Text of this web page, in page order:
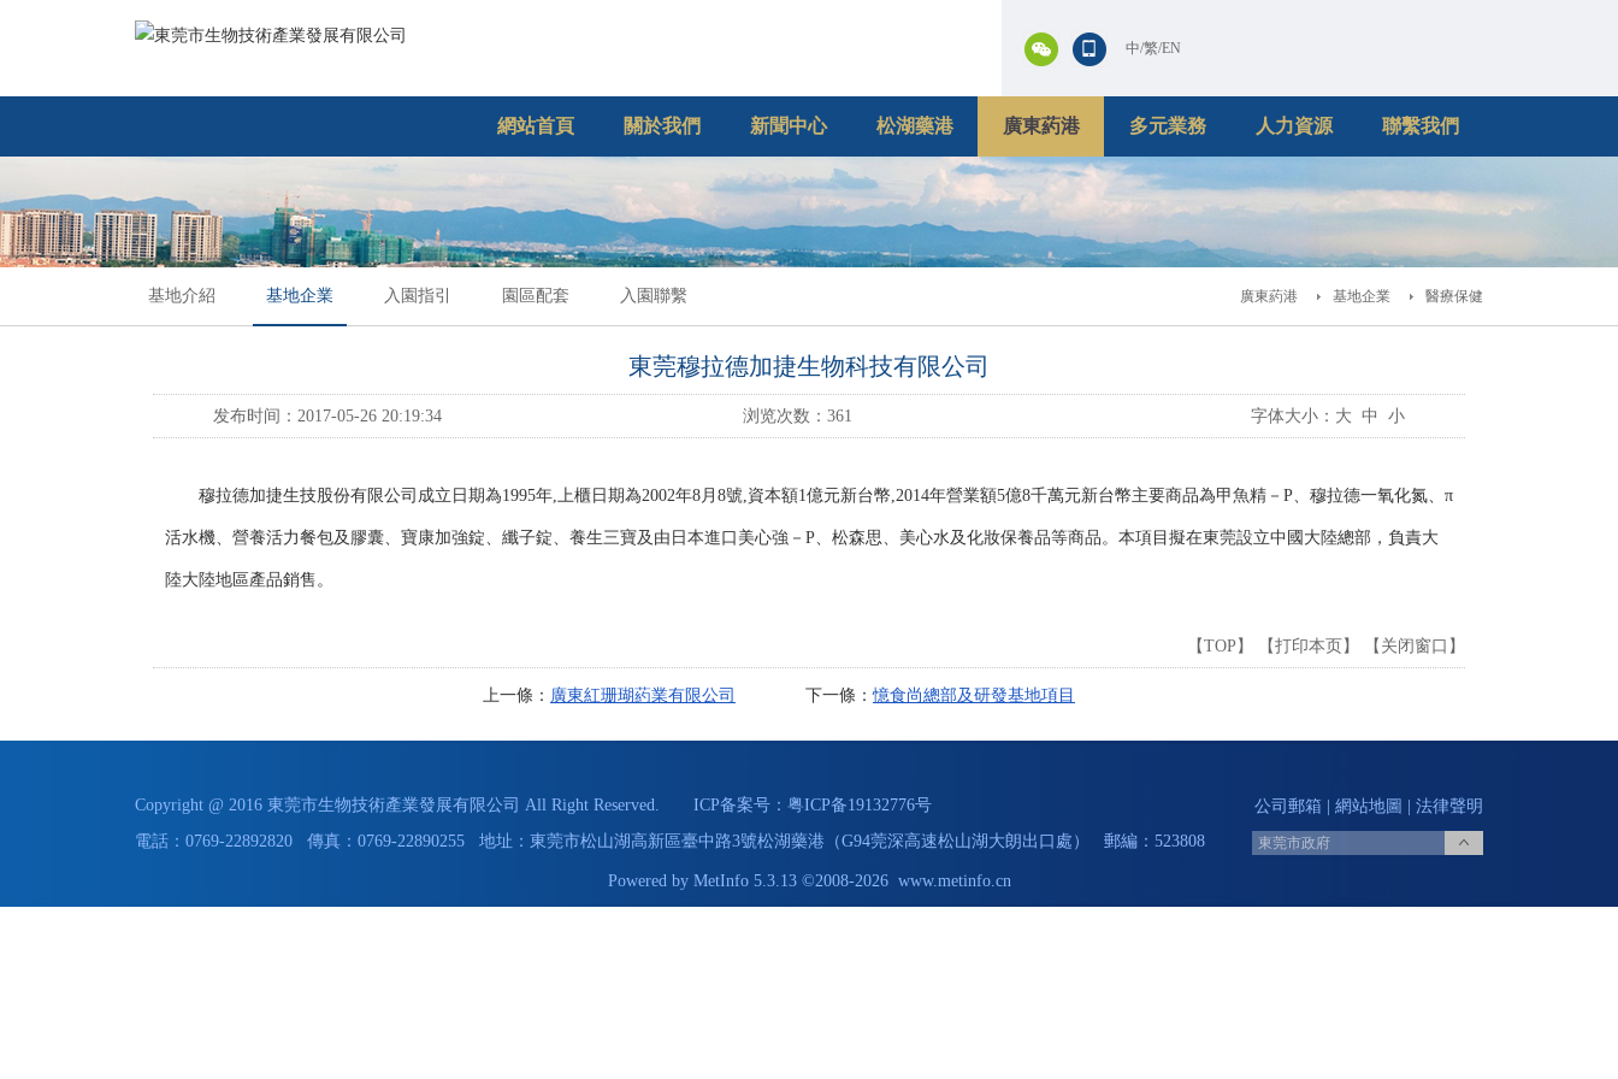
中/繁/EN
網站首頁 關於我們 新聞中心 松湖藥港 廣東葯港 多元業務 人力資源 聯繫我們
基地介紹 基地企業 入園指引 園區配套 入園聯繫 廣東葯港 基地企業 醫療保健
東莞穆拉德加捷生物科技有限公司
发布时间：2017-05-26 20:19:34 浏览次数： 361 字体大小： 大 中 小
穆拉德加捷生技股份有限公司成立日期為1995年,上櫃日期為2002年8月8號,資本額1億元新台幣,2014年營業額5億8千萬元新台幣主要商品為甲魚精－P、穆拉德一氧化氮、π
活水機、營養活力餐包及膠囊、寶康加強錠、纖子錠、養生三寶及由日本進口美心強－P、松森思、美心水及化妝保養品等商品。本項目擬在東莞設立中國大陸總部，負責大
陸大陸地區產品銷售。
【TOP 】 【打印本页 】 【 关闭窗口 】
上一條： 廣東紅珊瑚葯業有限公司 下一條：憶食尚總部及研發基地項目
Copyright @ 2016 東莞市生物技術產業發展有限公司 All Right Reserved. ICP备案号： 粤ICP备19132776号
電話：0769-22892820 傳真：0769-22890255 地址：東莞市松山湖高新區臺中路3號松湖藥港（G94莞深高速松山湖大朗出口處） 郵編：523808
公司郵箱 網站地圖 法律聲明
Powered by MetInfo 5.3.13©2008-2026 www.metinfo.cn